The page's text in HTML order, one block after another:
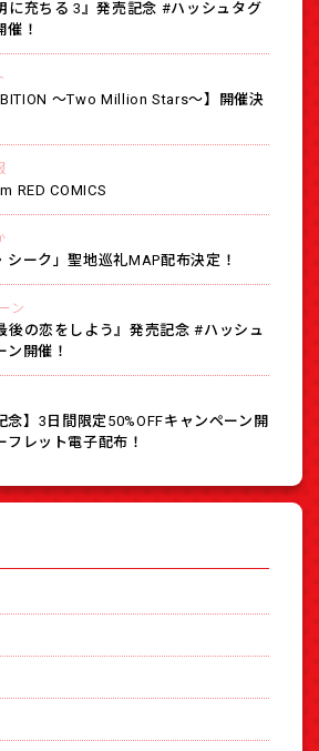
に充ちる 3』発売記念 #ハッシュタグ
催！
〜Two Million Stars〜】開催決
RED COMICS
シーク」聖地巡礼MAP配布決定！
ン
後の恋をしよう』発売記念 #ハッシュ
ン開催！
念】3日間限定50%OFFキャンペーン開
レット電子配布！